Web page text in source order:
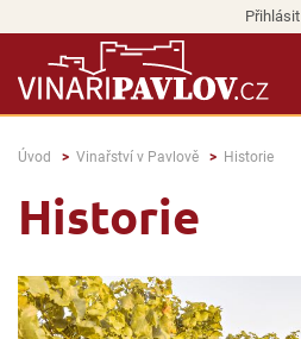
Přihlásit
Úvod Vinařství v Pavlově Historie
Historie